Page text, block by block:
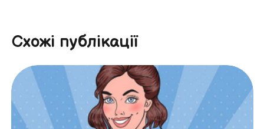
Схожі публікації